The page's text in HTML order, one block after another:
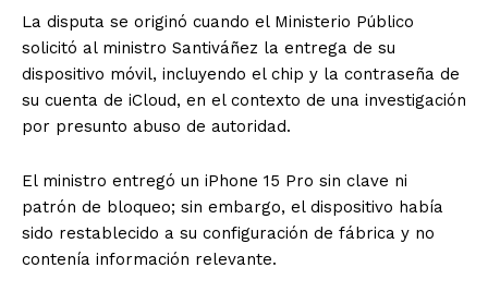
La disputa se originó cuando el Ministerio Público
solicitó al ministro Santiváñez la entrega de su
dispositivo móvil, incluyendo el chip y la contraseña de
su cuenta de iCloud, en el contexto de una investigación
por presunto abuso de autoridad.
El ministro entregó un iPhone 15 Pro sin clave ni
patrón de bloqueo; sin embargo, el dispositivo había
sido restablecido a su configuración de fábrica y no
contenía información relevante.